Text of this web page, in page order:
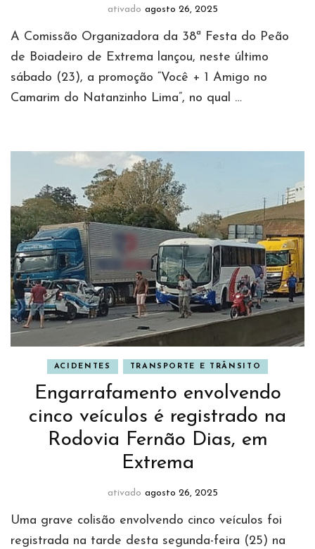
ativado agosto 26, 2025
A Comissão Organizadora da 38ª Festa do Peão
de Boiadeiro de Extrema lançou, neste último
sábado (23), a promoção “Você + 1 Amigo no
Camarim do Natanzinho Lima”, no qual …
ACIDENTES TRANSPORTE E TRÂNSITO
Engarrafamento envolvendo
cinco veículos é registrado na
Rodovia Fernão Dias, em
Extrema
ativado agosto 26, 2025
Uma grave colisão envolvendo cinco veículos foi
registrada na tarde desta segunda-feira (25) na